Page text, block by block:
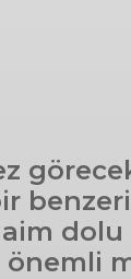
dolu